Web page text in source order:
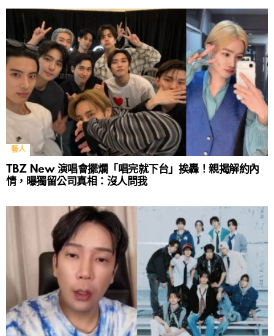
藝人
TBZ New 演唱會擺爛「唱完就下台」挨轟！親揭解約內
情，曝獨留公司真相：沒人問我